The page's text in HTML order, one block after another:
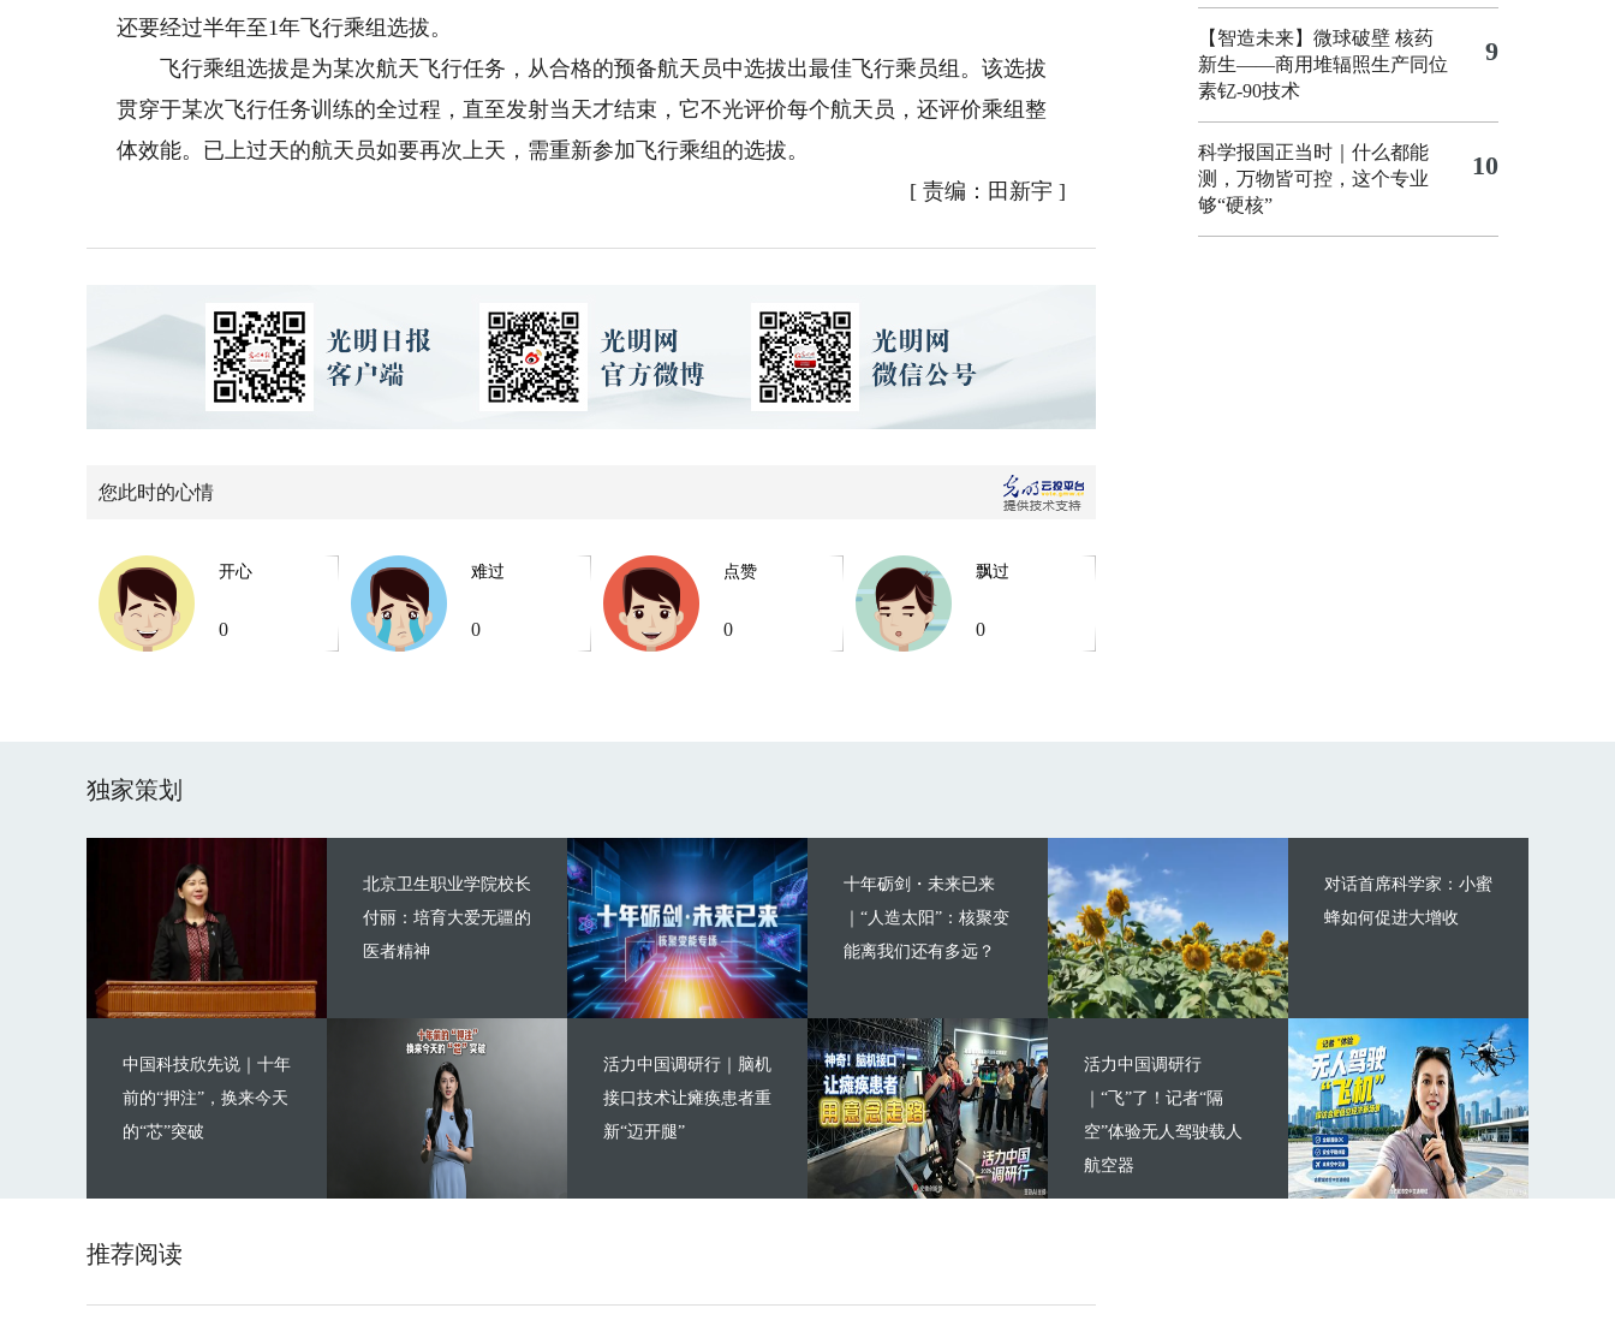
还要经过半年至1年飞行乘组选拔。
飞行乘组选拔是为某次航天飞行任务，从合格的预备航天员中选拔出最佳飞行乘员组。该选拔
贯穿于某次飞行任务训练的全过程，直至发射当天才结束，它不光评价每个航天员，还评价乘组整
体效能。已上过天的航天员如要再次上天，需重新参加飞行乘组的选拔。
[ 责编：田新宇 ]
您此时的心情
开心
0
难过
0
点赞
0
飘过
0
【智造未来】微球破壁 核药
新生——商用堆辐照生产同位
素钇-90技术
9
科学报国正当时｜什么都能
测，万物皆可控，这个专业
够“硬核”
10
独家策划
北京卫生职业学院校长
付丽：培育大爱无疆的
医者精神
中国科技欣先说｜十年
前的“押注”，换来今天
的“芯”突破
十年砺剑・未来已来
｜“人造太阳”：核聚变
能离我们还有多远？
活力中国调研行｜脑机
接口技术让瘫痪患者重
新“迈开腿”
对话首席科学家：小蜜
蜂如何促进大增收
活力中国调研行
｜“飞”了！记者“隔
空”体验无人驾驶载人
航空器
推荐阅读